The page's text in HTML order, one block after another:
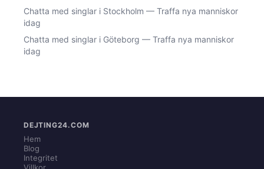
Chatta med singlar i Stockholm — Traffa nya manniskor
idag
Chatta med singlar i Göteborg — Traffa nya manniskor
idag
DEJTING24.COM
Hem
Blog
Integritet
Villkor